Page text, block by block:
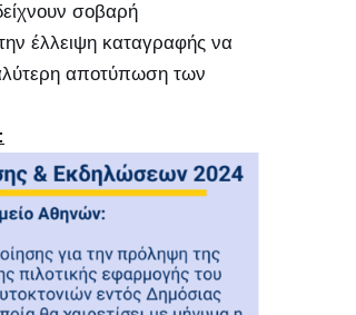
σοβαρή
έλλειψη καταγραφής να
αποτύπωση των